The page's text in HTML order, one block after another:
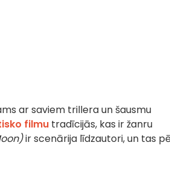
ar saviem trillera un šausmu
filmu tradīcijās, kas ir žanru
ir scenārija līdzautori, un tas